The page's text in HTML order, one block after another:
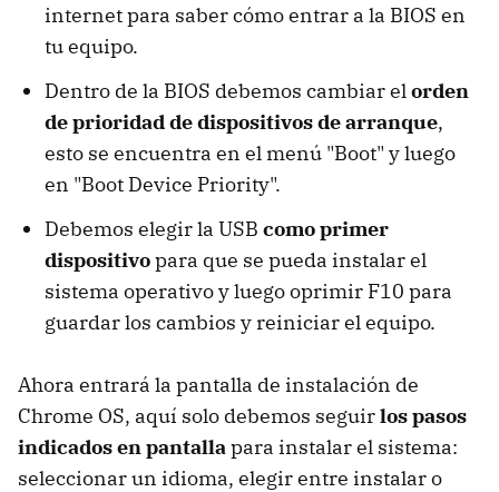
internet para saber cómo entrar a la BIOS en
tu equipo.
Dentro de la BIOS debemos cambiar elorden
de prioridad de dispositivos de arranque,
esto se encuentra en el menú "Boot" y luego
en "Boot Device Priority".
Debemos elegir la USB como primer
dispositivopara que se pueda instalar el
sistema operativo y luego oprimir F10 para
guardar los cambios y reiniciar el equipo.
Ahora entrará la pantalla de instalación de
Chrome OS, aquí solo debemos seguirlos pasos
indicados en pantallapara instalar el sistema:
seleccionar un idioma, elegir entre instalar o